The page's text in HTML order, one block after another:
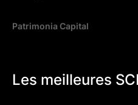
Patrimonia Capital
Les meilleures